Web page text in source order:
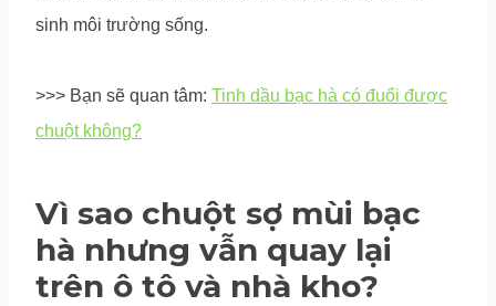
sinh môi trường sống.
>>> Bạn sẽ quan tâm: Tinh dầu bạc hà có đuổi được
chuột không?
Vì sao chuột sợ mùi bạc
hà nhưng vẫn quay lại
trên ô tô và nhà kho?